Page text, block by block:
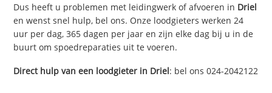
Dus heeft u problemen met leidingwerk of afvoeren in Driel
en wenst snel hulp, bel ons. Onze loodgieters werken 24
uur per dag, 365 dagen per jaar en zijn elke dag bij u in de
buurt om spoedreparaties uit te voeren.
Direct hulp van een loodgieter in Driel: bel ons 024-2042122